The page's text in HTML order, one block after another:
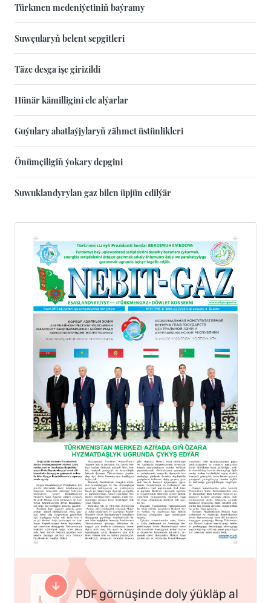
Türkmen medeniýetiniň baýramy
Suwçularyň belent sepgitleri
Täze desga işe girizildi
Hünär kämilligini ele alýarlar
Guýulary abatlaýjylaryň zähmet üstünlikleri
Önümçiligiň ýokary depgini
Suwuklandyrylan gaz bilen üpjün edilýär
PDF görnüşinde doly ýükläp al